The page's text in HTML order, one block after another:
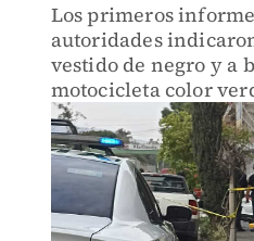
Los primeros
autoridades
vestido de negro y a
motocicleta color
víctima y le disparó
ocasiones.